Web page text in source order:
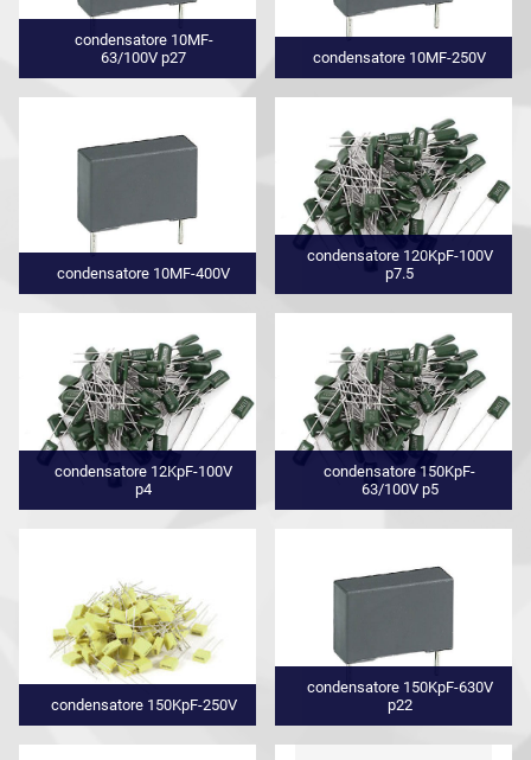
condensatore 10MF-
63/100V p27
condensatore 10MF-250V
condensatore 10MF-400V
condensatore 120KpF-100V
p7.5
condensatore 12KpF-100V
p4
condensatore 150KpF-
63/100V p5
condensatore 150KpF-250V
condensatore 150KpF-630V
p22